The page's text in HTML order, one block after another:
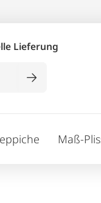
Lieferung
Maß-